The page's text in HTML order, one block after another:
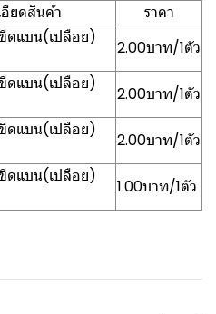
อียดสินค้า
ราคา
ดแบน(เปลือย)
2.00บาท/1ตัว
ดแบน(เปลือย)
2.00บาท/1ตัว
ดแบน(เปลือย)
2.00บาท/1ตัว
ดแบน(เปลือย)
1.00บาท/1ตัว